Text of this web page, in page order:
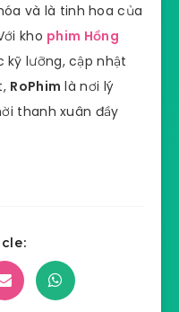
và là tinh hoa của
kho phim Hồng
kỹ lưỡng, cập nhật
RoPhim là nơi lý
thanh xuân đầy